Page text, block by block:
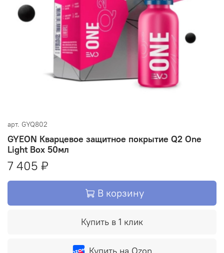
арт. GYQ802
GYEON Кварцевое защитное покрытие Q2 One
Light Box 50мл
7 405 ₽
В корзину
Купить в 1 клик
Купить на Ozon